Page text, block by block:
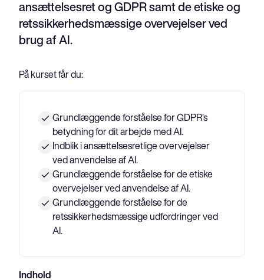
ansættelsesret og GDPR samt de etiske og
retssikkerhedsmæssige overvejelser ved
brug af AI.
På kurset får du:
Grundlæggende forståelse for GDPR’s
betydning for dit arbejde med AI.
Indblik i ansættelsesretlige overvejelser
ved anvendelse af AI.
Grundlæggende forståelse for de etiske
overvejelser ved anvendelse af AI.
Grundlæggende forståelse for de
retssikkerhedsmæssige udfordringer ved
AI.
Indhold